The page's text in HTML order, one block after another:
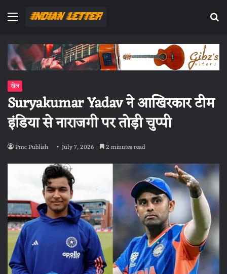
Menu
खेल
Suryakumar Yadav ने आखिरकार टीम
इंडिया से नाराजगी पर तोड़ी चुप्पी
Pmc Publish July 7, 2026 2 minutes read